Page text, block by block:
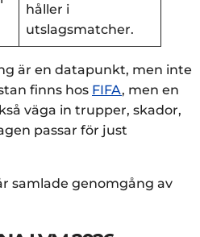
håller i
utslagsmatcher.
är en datapunkt, men inte
finns hos FIFA, men en
väga in trupper, skador,
passar för just
samlade genomgång av